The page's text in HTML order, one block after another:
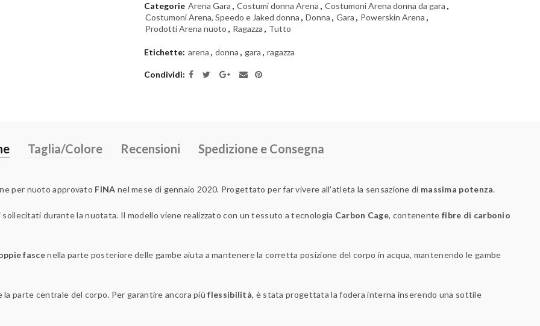
Categorie Arena Gara , Costumi donna Arena , Costumoni Arena donna da gara ,
Costumoni Arena, Speedo e Jaked donna , Donna , Gara , Powerskin Arena ,
Prodotti Arena nuoto , Ragazza , Tutto
Etichette: arena , donna , gara , ragazza
Condividi
Taglia/Colore Recensioni Spedizione e Consegna
per nuoto approvato FINA nel mese di gennaio 2020. Progettato per far vivere all'atleta la sensazione di massima potenza.
sollecitati durante la nuotata. Il modello viene realizzato con un tessuto a tecnologia Carbon Cage, contenente fibre di carbonio
fascenella parte posteriore delle gambe aiuta a mantenere la corretta posizione del corpo in acqua, mantenendo le gambe
parte centrale del corpo. Per garantire ancora piùflessibilità, è stata progettata la fodera interna inserendo una sottile